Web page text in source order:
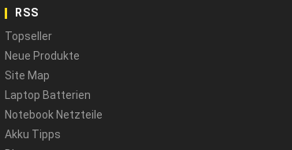
RSS
Topseller
Neue Produkte
Site Map
Laptop Batterien
Notebook Netzteile
Akku Tipps